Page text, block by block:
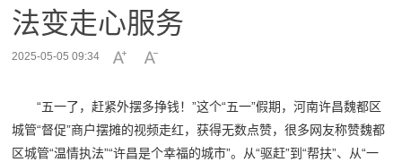
法变走心服务
2025-05-05 09:34
“五一了，赶紧外摆多挣钱！”这个“五一”假期，河南许昌魏都区
城管“督促”商户摆摊的视频走红，获得无数点赞，很多网友称赞魏都
区城管“温情执法”“许昌是个幸福的城市”。从“驱赶”到“帮扶”、从“一